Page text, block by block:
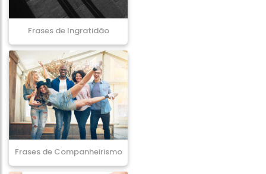
Frases de Ingratidão
Frases de Companheirismo